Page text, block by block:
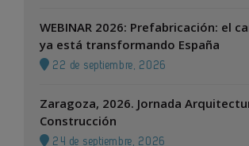
WEBINAR 2026: Prefabricación: el
ya está transformando España
22 de septiembre, 2026
Zaragoza, 2026. Jornada
Construcción
24 de septiembre, 2026